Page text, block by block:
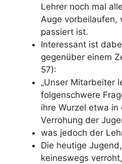
Lehrer noch mal
Auge vorbeilaufen,
passiert ist.
Interessant ist
gegenüber einem
57):
„Unser Mitarbeiter
folgenschwere
ihre Wurzel etwa in
Verrohung der
was jedoch der
Die heutige
keineswegs verroht,